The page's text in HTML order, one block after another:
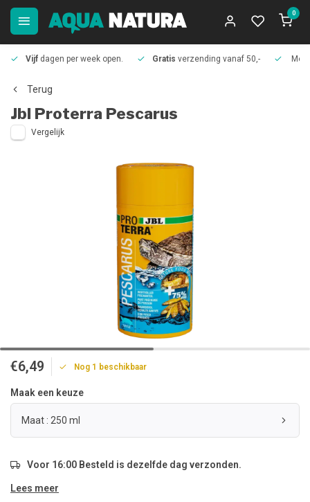
0
Vijf dagen per week open. Gratis verzending vanaf 50,-
Terug
Jbl Proterra Pescarus
Vergelijk
€6,49 Nog 1 beschikbaar
Maak een keuze
Maat : 250 ml
Voor 16:00 Besteld is dezelfde dag verzonden.
Lees meer